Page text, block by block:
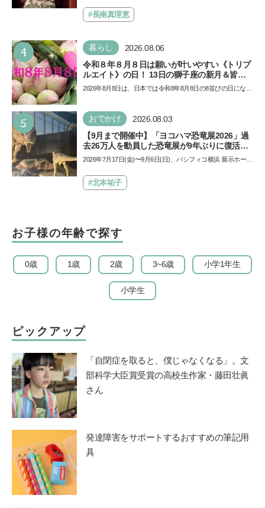
できると子どもに知ってほしい
ザ…#長南真理恵
4 暮らし 2026.08.06
令和８年８月８日は願いが叶いやすい《トリプ
ルエイト》の日！ 13日の獅子座の新月＆皆既
日食の影響にも注目
2026年8月8日は、日本では令和8年8月8日の8並びの日になり
て…
5 おでかけ 2026.08.03
【9月まで開催中】「ヨコハマ恐竜展2026」過
去26万人を動員した恐竜展が9年ぶりに復活！
夏休みのおでかけで楽しむポイントを完全ガイ
2026年7月17日(金)〜9月6日(日)、パシフィコ横浜 展示ホール
催…#北本祐子
お子様の年齢で探す
0歳 1歳 2歳 3~6歳 小学1年生
小学生
ピックアップ
「自閉症を取ると、僕じゃなくなる」。文
部科学大臣賞受賞の高校生作家・藤田壮眞
さん
発達障害をサポートするおすすめの筆記用
具